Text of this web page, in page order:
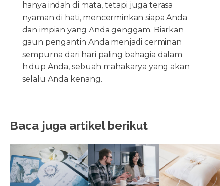
hanya indah di mata, tetapi juga terasa
nyaman di hati, mencerminkan siapa Anda
dan impian yang Anda genggam. Biarkan
gaun pengantin Anda menjadi cerminan
sempurna dari hari paling bahagia dalam
hidup Anda, sebuah mahakarya yang akan
selalu Anda kenang.
Baca juga artikel berikut